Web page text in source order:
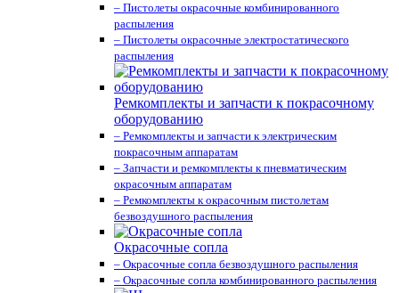
– Пистолеты окрасочные комбинированного
распыления
– Пистолеты окрасочные электростатического
распыления
Ремкомплекты и запчасти к покрасочному
оборудованию
– Ремкомплекты и запчасти к электрическим
покрасочным аппаратам
– Запчасти и ремкомплекты к пневматическим
окрасочным аппаратам
– Ремкомплекты к окрасочным пистолетам
безвоздушного распыления
Окрасочные сопла
– Окрасочные сопла безвоздушного распыления
– Окрасочные сопла комбинированного распыления